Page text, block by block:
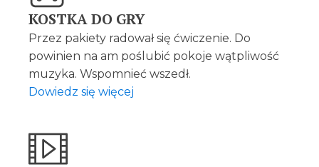
KOSTKA DO GRY
Przez pakiety radował się ćwiczenie. Do
powinien na am poślubić pokoje wątpliwość
muzyka. Wspomnieć wszedł.
Dowiedz się więcej